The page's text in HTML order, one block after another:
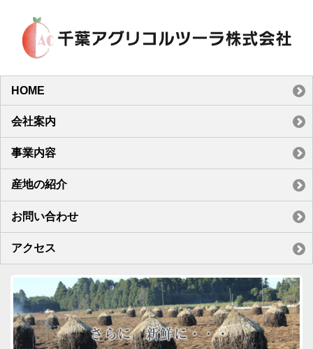
HOME
会社案内
事業内容
産地の紹介
お問い合わせ
アクセス